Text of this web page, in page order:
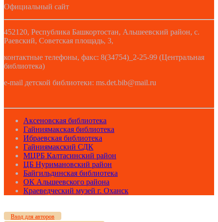
Официальный сайт
452120, Республика Башкортостан, Альшеевский район, с.
Раевский, Советская площадь, 3,
контактные телефоны, факс: 8(34754)_2-25-99 (Центральная
библиотека)
e-mail детской библиотеки: ms.det.bib@mail.ru
Аксеновская библиотека
Гайниямакская библиотека
Ибраевская библиотека
Гайниямакский СДК
МЦРБ Калтасинский район
ЦБ Нуримановский район
Байгильдинская библиотека
ОК Альшеевского района
Краеведческий музей г. Оханск
Вход для авторов